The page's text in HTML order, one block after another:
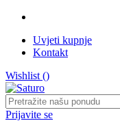
Uvjeti kupnje
Kontakt
Wishlist ()
Prijavite se